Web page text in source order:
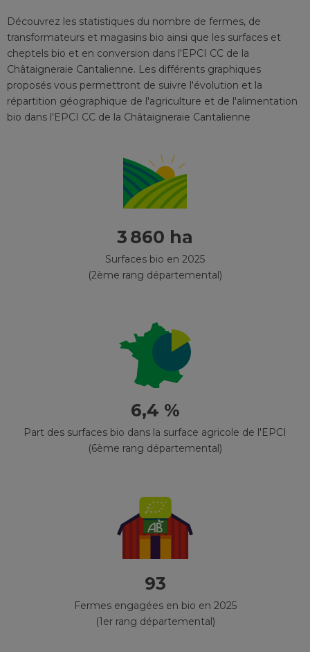
Découvrez les statistiques du nombre de fermes, de
transformateurs et magasins bio ainsi que les surfaces et
cheptels bio et en conversion dans l'EPCI CC de la
Châtaigneraie Cantalienne. Les différents graphiques
proposés vous permettront de suivre l'évolution et la
répartition géographique de l'agriculture et de l'alimentation
bio dans l'EPCI CC de la Châtaigneraie Cantalienne
3 860 ha
Surfaces bio en 2025
(2ème rang départemental)
6,4 %
Part des surfaces bio dans la surface agricole de l'EPCI
(6ème rang départemental)
93
Fermes engagées en bio en 2025
(1er rang départemental)